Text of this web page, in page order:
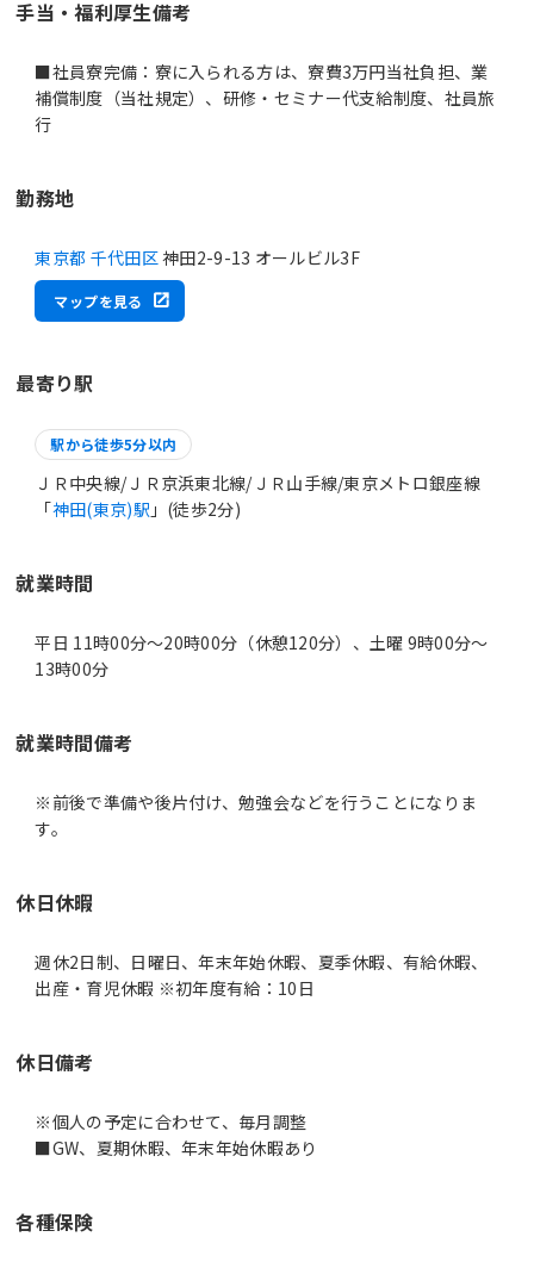
手当・福利厚生備考
■社員寮完備：寮に入られる方は、寮費3万円当社負担、業
補償制度（当社規定）、研修・セミナー代支給制度、社員旅
行
勤務地
東京都 千代田区神田2-9-13 オールビル3F
マップを見る
最寄り駅
駅から徒歩5分以内
ＪＲ中央線/ＪＲ京浜東北線/ＪＲ山手線/東京メトロ銀座線
「神田(東京)駅 」(徒歩2分)
就業時間
平日 11時00分〜20時00分（休憩120分）、土曜 9時00分〜
13時00分
就業時間備考
※前後で準備や後片付け、勉強会などを行うことになりま
休日休暇
週休2日制、日曜日、年末年始休暇、夏季休暇、有給休暇、
出産・育児休暇 ※初年度有給：10日
休日備考
※個人の予定に合わせて、毎月調整
■GW、夏期休暇、年末年始休暇あり
各種保険